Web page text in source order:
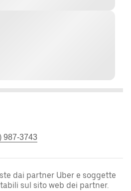
987-3743
dai partner Uber e soggette
sul sito web dei partner.